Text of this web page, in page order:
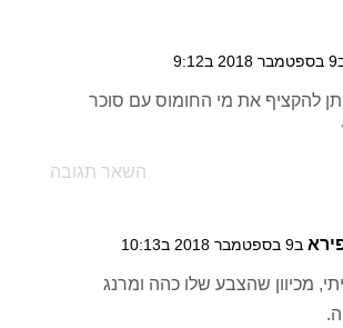
ב9:12
להקציף את מי החומוס עם סוכר
השאר תגובה
ב9 בספטמבר 2018 ב10:13
מכיוון שהצבע שלו כהה ומרנג